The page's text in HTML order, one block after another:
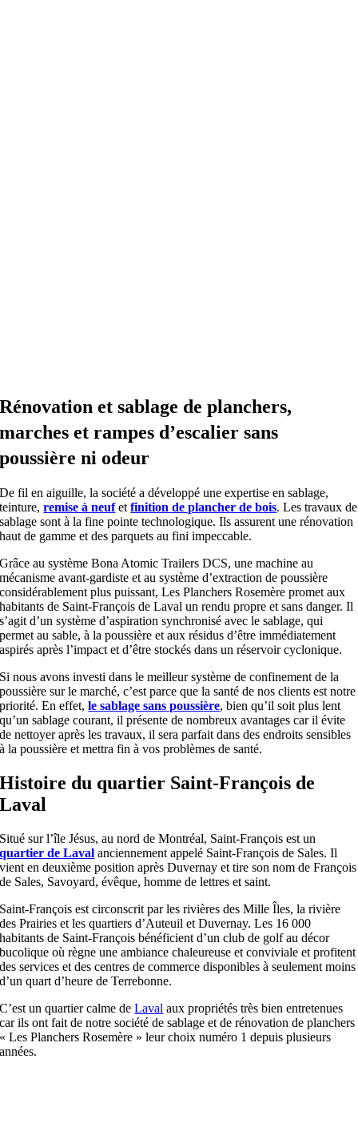
Rénovation et sablage de planchers,
marches et rampes d’escalier sans
poussière ni odeur
De fil en aiguille, la société a développé une expertise en sablage,
teinture,remise à neufetfinition de plancher de bois. Les travaux de
sablage sont à la fine pointe technologique. Ils assurent une rénovation
haut de gamme et des parquets au fini impeccable.
Grâce au système Bona Atomic Trailers DCS, une machine au
mécanisme avant-gardiste et au système d’extraction de poussière
considérablement plus puissant, Les Planchers Rosemère promet aux
habitants de Saint-François de Laval un rendu propre et sans danger. Il
s’agit d’un système d’aspiration synchronisé avec le sablage, qui
permet au sable, à la poussière et aux résidus d’être immédiatement
aspirés après l’impact et d’être stockés dans un réservoir cyclonique.
Si nous avons investi dans le meilleur système de confinement de la
poussière sur le marché, c’est parce que la santé de nos clients est notre
priorité. En effet, le sablage sans poussière, bien qu’il soit plus lent
qu’un sablage courant, il présente de nombreux avantages car il évite
de nettoyer après les travaux, il sera parfait dans des endroits sensibles
à la poussière et mettra fin à vos problèmes de santé.
Histoire du quartier Saint-François de
Laval
Situé sur l’île Jésus, au nord de Montréal, Saint-François est un
quartier de Laval anciennement appelé Saint-François de Sales. Il
vient en deuxième position après Duvernay et tire son nom de François
de Sales, Savoyard, évêque, homme de lettres et saint.
Saint-François est circonscrit par les rivières des Mille Îles, la rivière
des Prairies et les quartiers d’Auteuil et Duvernay. Les 16 000
habitants de Saint-François bénéficient d’un club de golf au décor
bucolique où règne une ambiance chaleureuse et conviviale et profitent
des services et des centres de commerce disponibles à seulement moins
d’un quart d’heure de Terrebonne.
C’est un quartier calme deLaval aux propriétés très bien entretenues
car ils ont fait de notre société de sablage et de rénovation de planchers
« Les Planchers Rosemère » leur choix numéro 1 depuis plusieurs
années.